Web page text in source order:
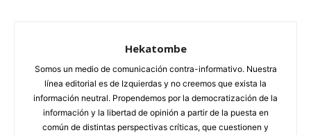
Hekatombe
Somos un medio de comunicación contra-informativo. Nuestra
línea editorial es de Izquierdas y no creemos que exista la
información neutral. Propendemos por la democratización de la
información y la libertad de opinión a partir de la puesta en
común de distintas perspectivas críticas, que cuestionen y